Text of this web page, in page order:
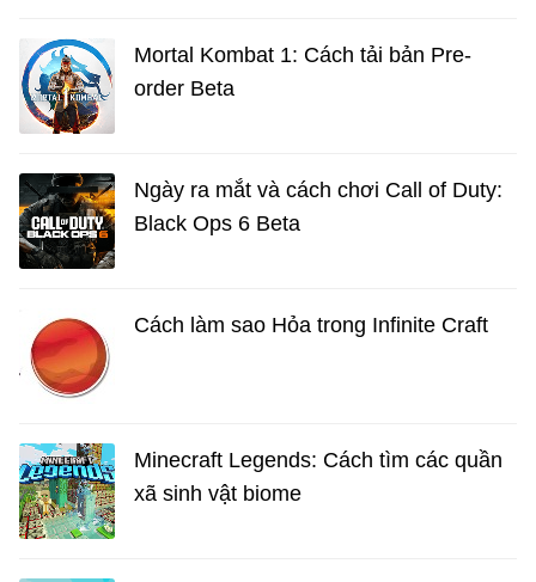
Mortal Kombat 1: Cách tải bản Pre-
order Beta
Ngày ra mắt và cách chơi Call of Duty:
Black Ops 6 Beta
Cách làm sao Hỏa trong Infinite Craft
Minecraft Legends: Cách tìm các quần
xã sinh vật biome